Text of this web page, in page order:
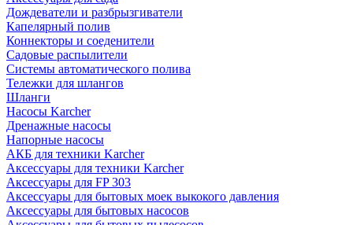
Дождеватели и разбрызгиватели
Капелярный полив
Коннекторы и соеденители
Садовые распылители
Системы автоматического полива
Тележки для шлангов
Шланги
Насосы Karcher
Дренажные насосы
Напорные насосы
АКБ для техники Karcher
Аксессуары для техники Karcher
Аксессуары для FP 303
Аксессуары для бытовых моек выкокого давления
Аксессуары для бытовых насосов